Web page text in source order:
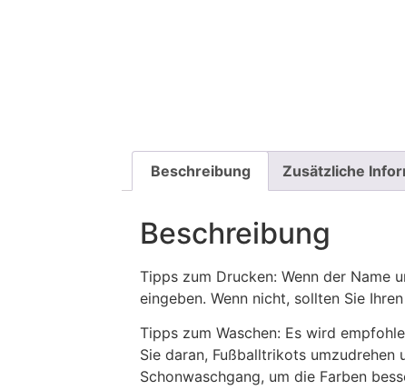
Beschreibung Zusätzliche
Beschreibung
Tipps zum Drucken: Wenn der Name
eingeben. Wenn nicht, sollten Sie
Tipps zum Waschen: Es wird
Sie daran, Fußballtrikots umzudrehen
Schonwaschgang, um die Farben